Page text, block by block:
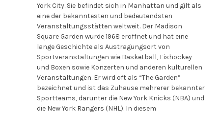
York City. Sie befindet sich in Manhattan und gilt als
eine der bekanntesten und bedeutendsten
Veranstaltungsstätten weltweit. Der Madison
Square Garden wurde 1968 eröffnet und hat eine
lange Geschichte als Austragungsort von
Sportveranstaltungen wie Basketball, Eishockey
und Boxen sowie Konzerten und anderen kulturellen
Veranstaltungen. Er wird oft als “The Garden”
bezeichnet und ist das Zuhause mehrerer bekannter
Sportteams, darunter die New York Knicks (NBA) und
die New York Rangers (NHL). In diesem